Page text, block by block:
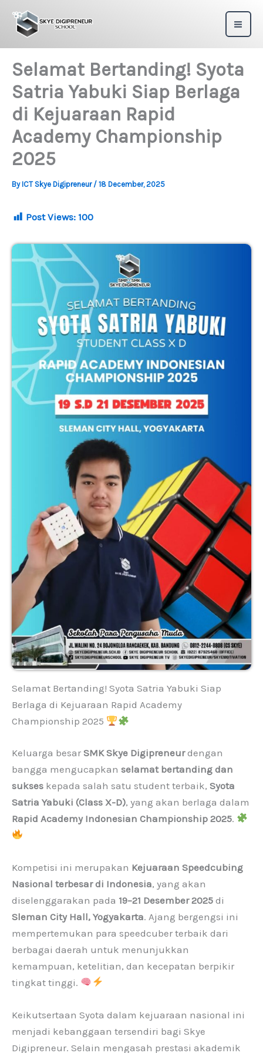
content
Selamat Bertanding! Syota
Satria Yabuki Siap Berlaga
di Kejuaraan Rapid
Academy Championship
2025
By ICT Skye Digipreneur / 18 December, 2025
Post Views: 100
Selamat Bertanding! Syota Satria Yabuki Siap
Berlaga di Kejuaraan Rapid Academy
Championship 2025
Keluarga besar SMK Skye Digipreneurdengan
bangga mengucapkan selamat bertanding dan
sukses kepada salah satu student terbaik, Syota
Satria Yabuki (Class X-D), yang akan berlaga dalam
Rapid Academy Indonesian Championship 2025.
Kompetisi ini merupakan Kejuaraan Speedcubing
Nasional terbesar di Indonesia, yang akan
diselenggarakan pada 19–21 Desember 2025 di
Sleman City Hall, Yogyakarta. Ajang bergengsi ini
mempertemukan para speedcuber terbaik dari
berbagai daerah untuk menunjukkan
kemampuan, ketelitian, dan kecepatan berpikir
tingkat tinggi.
Keikutsertaan Syota dalam kejuaraan nasional ini
menjadi kebanggaan tersendiri bagi Skye
Digipreneur. Selain mengasah prestasi akademik